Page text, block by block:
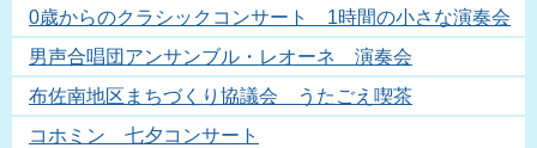
0歳からのクラシックコンサート 1時間の小さな演奏会
男声合唱団アンサンブル・レオーネ 演奏会
布佐南地区まちづくり協議会 うたごえ喫茶
コホミン 七夕コンサート